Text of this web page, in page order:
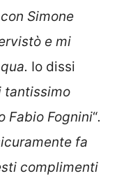
Simone
e mi
Io dissi
tantissimo
Fabio Fognini“.
fa
complimenti